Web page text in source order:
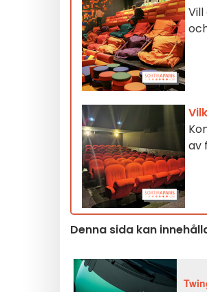
av
Denna sida kan